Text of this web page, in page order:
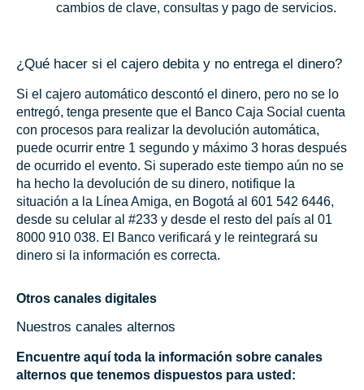
cambios de clave, consultas y pago de servicios.
¿Qué hacer si el cajero debita y no entrega el dinero?
Si el cajero automático descontó el dinero, pero no se lo
entregó, tenga presente que el Banco Caja Social cuenta
con procesos para realizar la devolución automática,
puede ocurrir entre 1 segundo y máximo 3 horas después
de ocurrido el evento. Si superado este tiempo aún no se
ha hecho la devolución de su dinero, notifique la
situación a la Línea Amiga, en Bogotá al 601 542 6446,
desde su celular al #233 y desde el resto del país al 01
8000 910 038. El Banco verificará y le reintegrará su
dinero si la información es correcta.
Otros canales digitales
Nuestros canales alternos
Encuentre aquí toda la información sobre canales
alternos que tenemos dispuestos para usted: